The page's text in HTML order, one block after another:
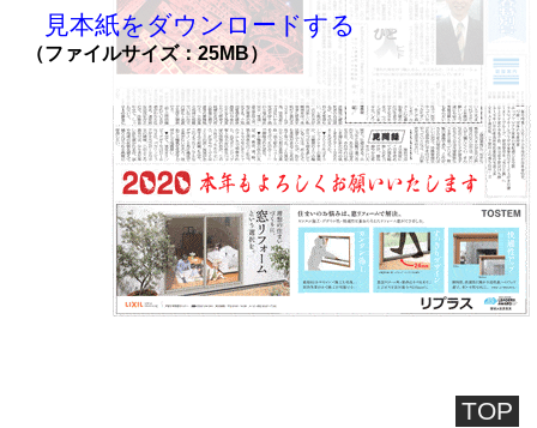
見本紙をダウンロードする
（ファイルサイズ：25MB）
TOP